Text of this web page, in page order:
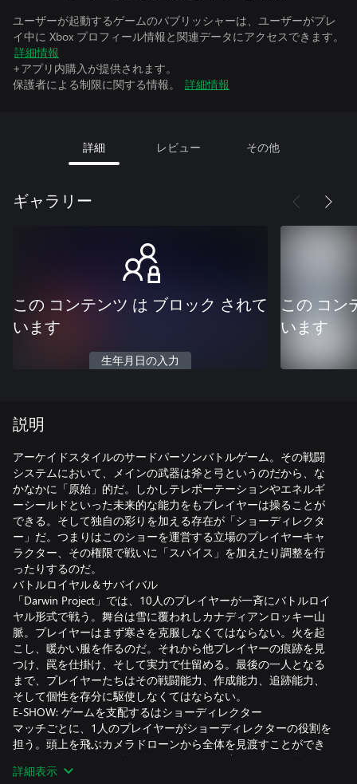
ユーザーが起動するゲームのパブリッシャーは、ユーザーがプレ
イ中に Xbox プロフィール情報と関連データにアクセスできます。
詳細情報
+アプリ内購入が提供されます。
保護者による制限に関する情報。
詳細情報
詳細 レビュー その他
ギャラリー
この コンテンツ は ブロック されて
います
生年月日の入力
この コン
います
説明
アーケイドスタイルのサードパーソンバトルゲーム。その戦闘
システムにおいて、メインの武器は斧と弓というのだから、な
かなかに「原始」的だ。しかしテレポーテーションやエネルギ
ーシールドといった未来的な能力をもプレイヤーは操ることが
できる。そして独自の彩りを加える存在が「ショーディレクタ
ー」だ。つまりはこのショーを運営する立場のプレイヤーキャ
ラクター、その権限で戦いに「スパイス」を加えたり調整を行
ったりするのだ。
バトルロイヤル＆サバイバル
「Darwin Project」では、10人のプレイヤーが一斉にバトルロイ
ヤル形式で戦う。舞台は雪に覆われしカナディアンロッキー山
脈。プレイヤーはまず寒さを克服しなくてはならない。火を起
こし、暖かい服を作るのだ。それから他プレイヤーの痕跡を見
つけ、罠を仕掛け、そして実力で仕留める。最後の一人となる
まで、プレイヤーたちはその戦闘能力、作成能力、追跡能力、
そして個性を存分に駆使しなくてはならない。
E-SHOW: ゲームを支配するはショーディレクター
マッチごとに、1人のプレイヤーがショーディレクターの役割を
担う。頭上を飛ぶカメラドローンから全体を見渡すことができ
る。ディレクターのダッシュボードには一連のツールが並んで
いる。例えば重力嵐を引き起こす、ゾーンを制限する、アリー
詳細表示